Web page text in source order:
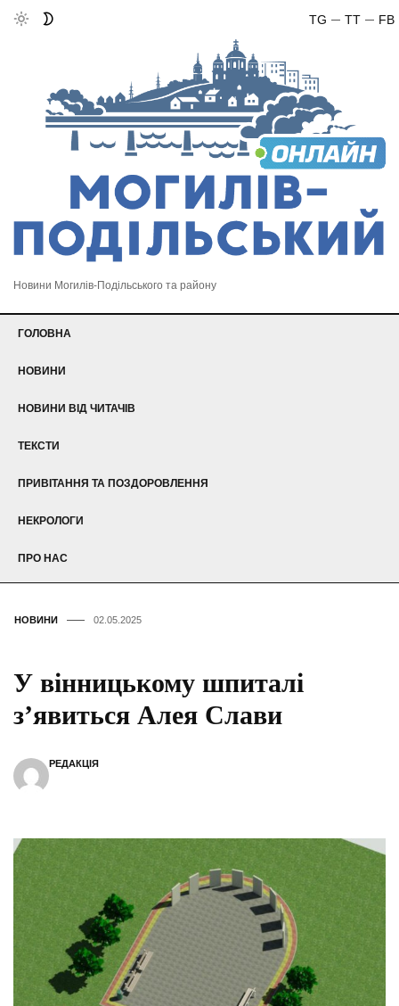
FB
TT
TG
Новини Могилів-Подільського та району
ГОЛОВНА
НОВИНИ
НОВИНИ ВІД ЧИТАЧІВ
ТЕКСТИ
ПРИВІТАННЯ ТА ПОЗДОРОВЛЕННЯ
НЕКРОЛОГИ
ПРО НАС
НОВИНИ 02.05.2025
У вінницькому шпиталі
з’явиться Алея Слави
РЕДАКЦІЯ